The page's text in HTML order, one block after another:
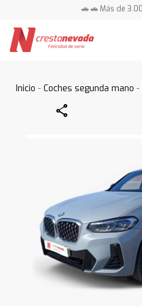
🚗 🚗 Más de
Inicio -Coches segunda mano -
Share